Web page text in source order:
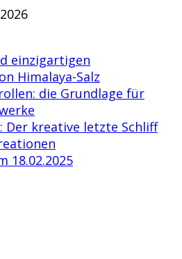
einzigartigen
Himalaya-Salz
die Grundlage für
Der kreative letzte Schliff
18.02.2025